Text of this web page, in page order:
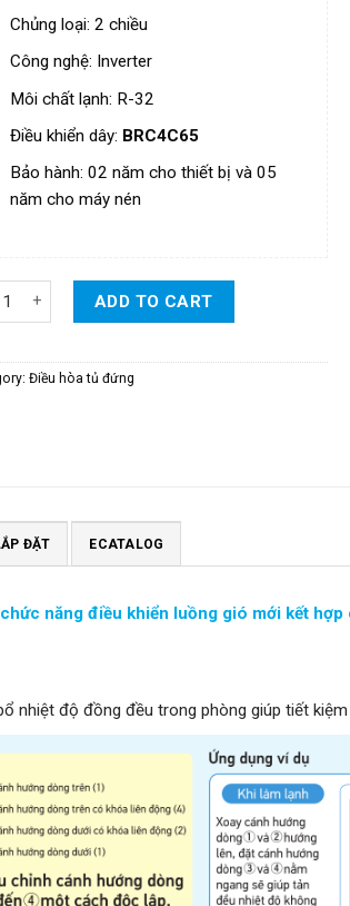
Chủng loại: 2 chiều
Công nghệ: Inverter
Môi chất lạnh: R-32
Điều khiểndây: BRC4C65
Bảo hành: 02 năm cho thiết bị và 05
năm cho máy nén
ADD TO CART
Điều hòa tủ đứng
ĐẶT ECATALOG
năng điều khiển luồng gió mới kết
nhiệt độ đồng đều trong phòng giúp tiết